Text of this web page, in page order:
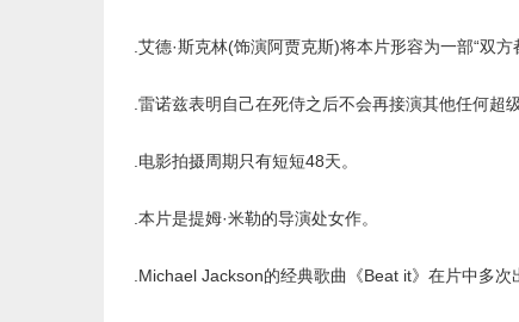
.艾德·斯克林(饰演阿贾克斯)将本片形容为一部“双方
.雷诺兹表明自己在死侍之后不会再接演其他任何超
.电影拍摄周期只有短短48天。
.本片是提姆·米勒的导演处女作。
.Michael Jackson的经典歌曲《Beat it》在片中多次